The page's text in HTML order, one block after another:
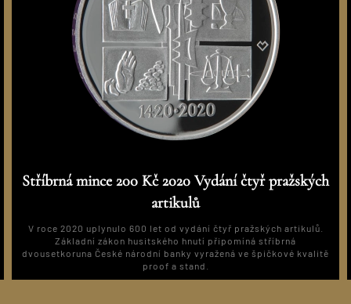
Stříbrná mince 200 Kč 2020 Vydání čtyř pražských
artikulů
V roce 2020 uplynulo 600 let od vydání čtyř pražských artikulů.
Základní zákon husitského hnutí připomíná stříbrná
dvousetkoruna České národní banky vyražená ve špičkové kvalitě
proof a stand.